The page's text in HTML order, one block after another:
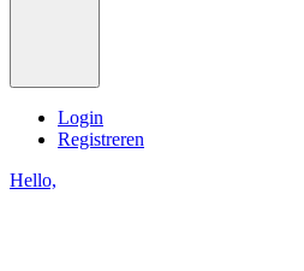
Login
Registreren
Hello,